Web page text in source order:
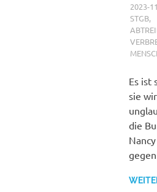
2023-
STGB,
Es ist
sie
die